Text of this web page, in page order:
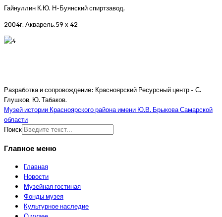
Гайнуллин К.Ю. Н-Буянский спиртзавод.
2004г. Акварель.59 х 42
Разработка и сопровождение: Красноярский Ресурсный центр - С.
Глушков, Ю. Табаков.
Музей истории Красноярского района имени Ю.В. Брыкова Самарской
области
Поиск
Главное меню
Главная
Новости
Музейная гостиная
Фонды музея
Культурное наследие